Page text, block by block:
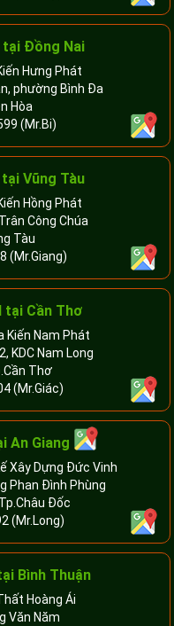
tại Đồng Nai
Hưng Phát
phường Bình Đa
Hòa
(Mr.Bi)
Vũng Tàu
Hồng Phát
Công Chúa
Tàu
(Mr.Giang)
tại Cần Thơ
Kiến Nam Phát
KDC Nam Long
Thơ
(Mr.Giác)
An Giang
Xây Dựng Đức Vinh
Phan Đình Phùng
Đốc
(Mr.Long)
Bình Thuận
Hoàng Ái
Văn Năm